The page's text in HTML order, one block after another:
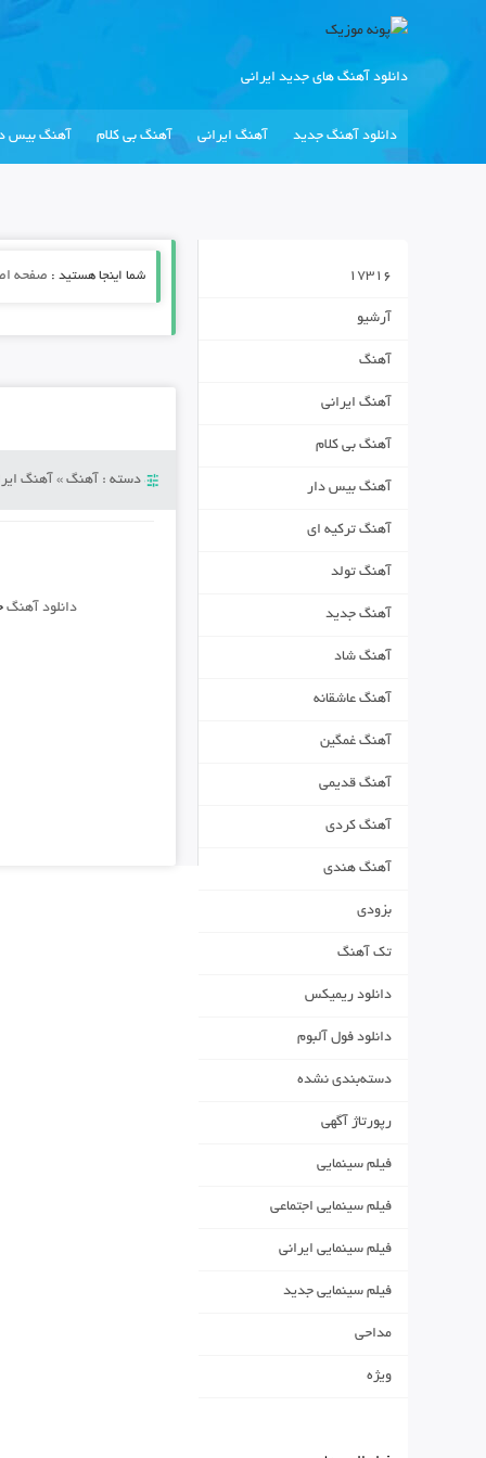
دانلود آهنگ های جدید ایرانی
دانلود آهنگ جدید آهنگ ایرانی آهنگ بی کلام آهنگ بیس
شما اینجا هستید : صفحه
دسته : آهنگ» آهنگ
دانلود آهنگ
17316
آرشیو
آهنگ
آهنگ ایرانی
آهنگ بی کلام
آهنگ بیس دار
آهنگ ترکیه ای
آهنگ تولد
آهنگ جدید
آهنگ شاد
آهنگ عاشقانه
آهنگ غمگین
آهنگ قدیمی
آهنگ کردی
آهنگ هندی
بزودی
تک آهنگ
دانلود ریمیکس
دانلود فول آلبوم
دسته‌بندی نشده
رپورتاژ آگهی
فیلم سینمایی
فیلم سینمایی اجتماعی
فیلم سینمایی ایرانی
فیلم سینمایی جدید
مداحی
ویژه